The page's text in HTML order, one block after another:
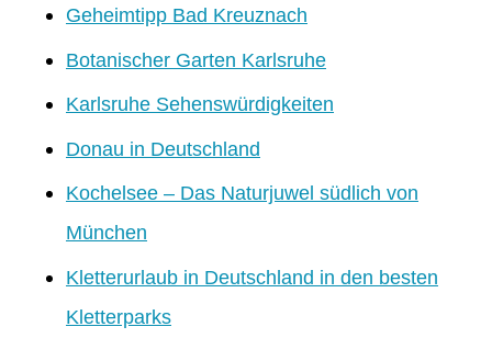
Geheimtipp Bad Kreuznach
Botanischer Garten Karlsruhe
Karlsruhe Sehenswürdigkeiten
Donau in Deutschland
Kochelsee – Das Naturjuwel südlich von
München
Kletterurlaub in Deutschland in den besten
Kletterparks